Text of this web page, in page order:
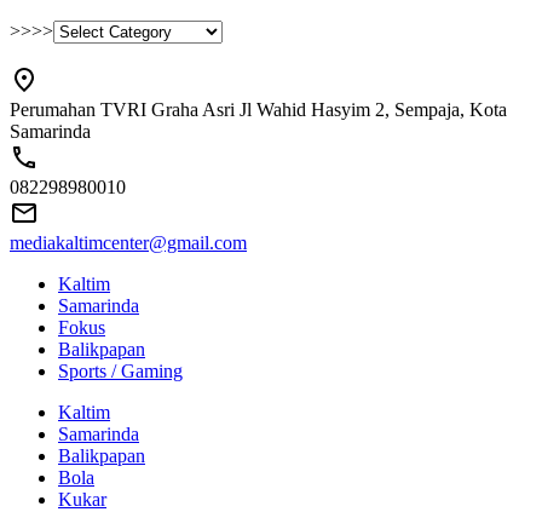
>>>>
Perumahan TVRI Graha Asri Jl Wahid Hasyim 2, Sempaja, Kota
Samarinda
082298980010
mediakaltimcenter@gmail.com
Kaltim
Samarinda
Fokus
Balikpapan
Sports / Gaming
Kaltim
Samarinda
Balikpapan
Bola
Kukar